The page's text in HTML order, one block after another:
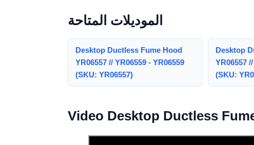
الموديلات المتاحة
Desktop Ductless Fume Hood
YR06557 // YR06559 - YR06559
(SKU: YR06557)
Desktop
YR06557
(SKU:
Video Desktop Ductless